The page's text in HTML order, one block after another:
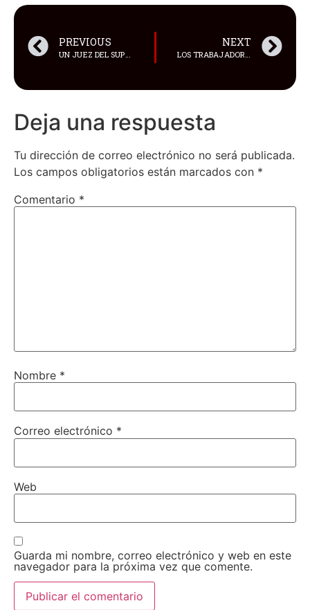
PREVIOUS NEXT
Deja una respuesta
Tu dirección de correo electrónico no será publicada.
Los campos obligatorios están marcados con *
Comentario *
Nombre *
Correo electrónico *
Web
Guarda mi nombre, correo electrónico y web en este
navegador para la próxima vez que comente.